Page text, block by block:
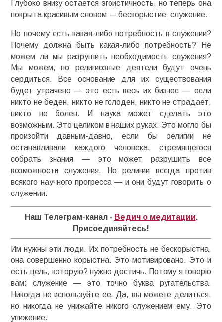
Глубоко внизу остается эгоистичность, но теперь она
покрыта красивым словом — бескорыстие, служение.
Но почему есть какая-либо потребность в служении?
Почему должна быть какая-либо потребность? Не
можем ли мы разрушить необходимость служения?
Мы можем, но религиозные деятели будут очень
сердиться. Все основание для их существования
будет утрачено — это есть весь их бизнес — если
никто не беден, никто не голоден, никто не страдает,
никто не болен. И наука может сделать это
возможным. Это целиком в наших руках. Это могло бы
произойти давным-давно, если бы религии не
останавливали каждого человека, стремящегося
собрать знания — это может разрушить все
возможности служения. Но религии всегда против
всякого научного прогресса — и они будут говорить о
служении.
Наш Телеграм-канал - Ведич о медитации.
Присоединяйтесь!
Им нужны эти люди. Их потребность не бескорыстна,
она совершенно корыстна. Это мотивировано. Это и
есть цель, которую? нужно достичь. Потому я говорю
вам: служение — это точно буква ругательства.
Никогда не используйте ее. Да, вы можете делиться,
но никогда не унижайте никого служением ему. Это
унижение.